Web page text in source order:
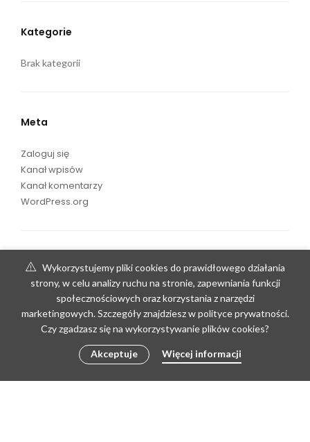
Kategorie
Brak kategorii
Meta
Zaloguj się
Kanał wpisów
Kanał komentarzy
WordPress.org
Wykorzystujemy pliki cookies do prawidłowego działania
strony, w celu analizy ruchu na stronie, zapewniania funkcji
społecznościowych oraz korzystania z narzędzi
marketingowych. Szczegóły znajdziesz w polityce prywatności.
Czy zgadzasz się na wykorzystywanie plików cookies?
Akceptuje Więcej informacji